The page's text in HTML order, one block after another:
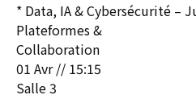
* Data, IA & Cybersécurité –
Plateformes &
Collaboration
01 Avr // 15:15
Salle 3